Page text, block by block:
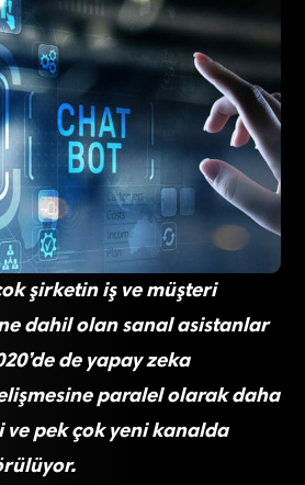
şirketin iş ve müşteri
dahil olan sanal asistanlar
de yapay zeka
paralel olarak daha
ve pek çok yeni kanalda